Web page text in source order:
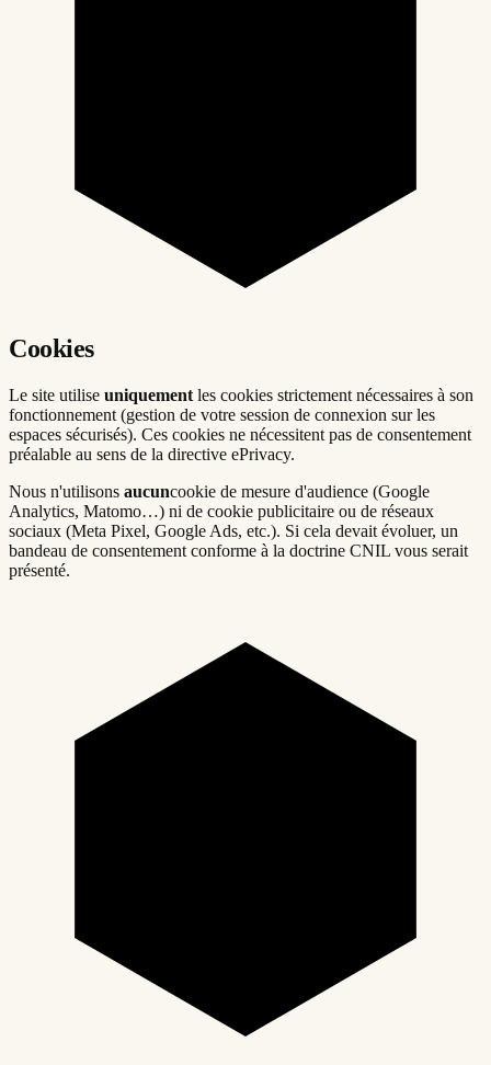
Cookies
Le site utilise uniquement les cookies strictement nécessaires à son
fonctionnement (gestion de votre session de connexion sur les
espaces sécurisés). Ces cookies ne nécessitent pas de consentement
préalable au sens de la directive ePrivacy.
Nous n'utilisons aucuncookie de mesure d'audience (Google
Analytics, Matomo…) ni de cookie publicitaire ou de réseaux
sociaux (Meta Pixel, Google Ads, etc.). Si cela devait évoluer, un
bandeau de consentement conforme à la doctrine CNIL vous serait
présenté.